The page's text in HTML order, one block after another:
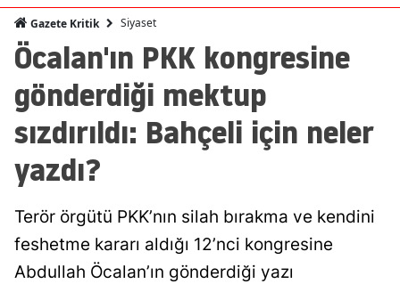
Gazete Kritik Siyaset
Öcalan'ın PKK kongresine
gönderdiği mektup
sızdırıldı: Bahçeli için neler
yazdı?
Terör örgütü PKK’nın silah bırakma ve kendini
feshetme kararı aldığı 12’nci kongresine
Abdullah Öcalan’ın gönderdiği yazı